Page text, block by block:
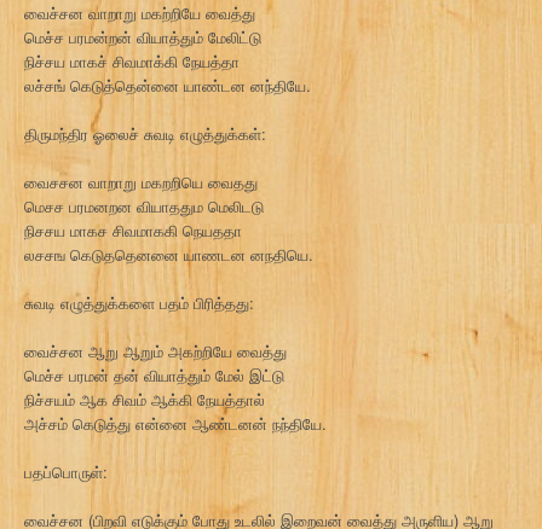
வைச்சன வாறாறு மகற்றியே வைத்து
மெச்ச பரமன்றன் வியாத்தும் மேலிட்டு
நிச்சய மாகச் சிவமாக்கி நேயத்தா
லச்சங் கெடுத்தென்னை யாண்டன னந்தியே.
திருமந்திர ஓலைச் சுவடி எழுத்துக்கள்:
வைசசன வாறாறு மகறறியெ வைதது
மெசச பரமனறன வியாததும மெலிடடு
நிசசய மாகச சிவமாககி நெயததா
லசசங கெடுததெனனை யாணடன னநதியெ.
சுவடி எழுத்துக்களை பதம் பிரித்தது:
வைச்சன ஆறு ஆறும் அகற்றியே வைத்து
மெச்ச பரமன் தன் வியாத்தும் மேல் இட்டு
நிச்சயம் ஆக சிவம் ஆக்கி நேயத்தால்
அச்சம் கெடுத்து என்னை ஆண்டனன் நந்தியே.
பதப்பொருள்:
வைச்சன (பிறவி எடுக்கும் போது உடலில் இறைவன் வைத்து அருளிய) ஆறு